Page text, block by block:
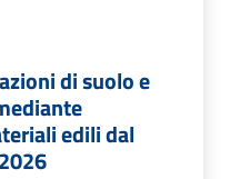
di suolo e
edili dal